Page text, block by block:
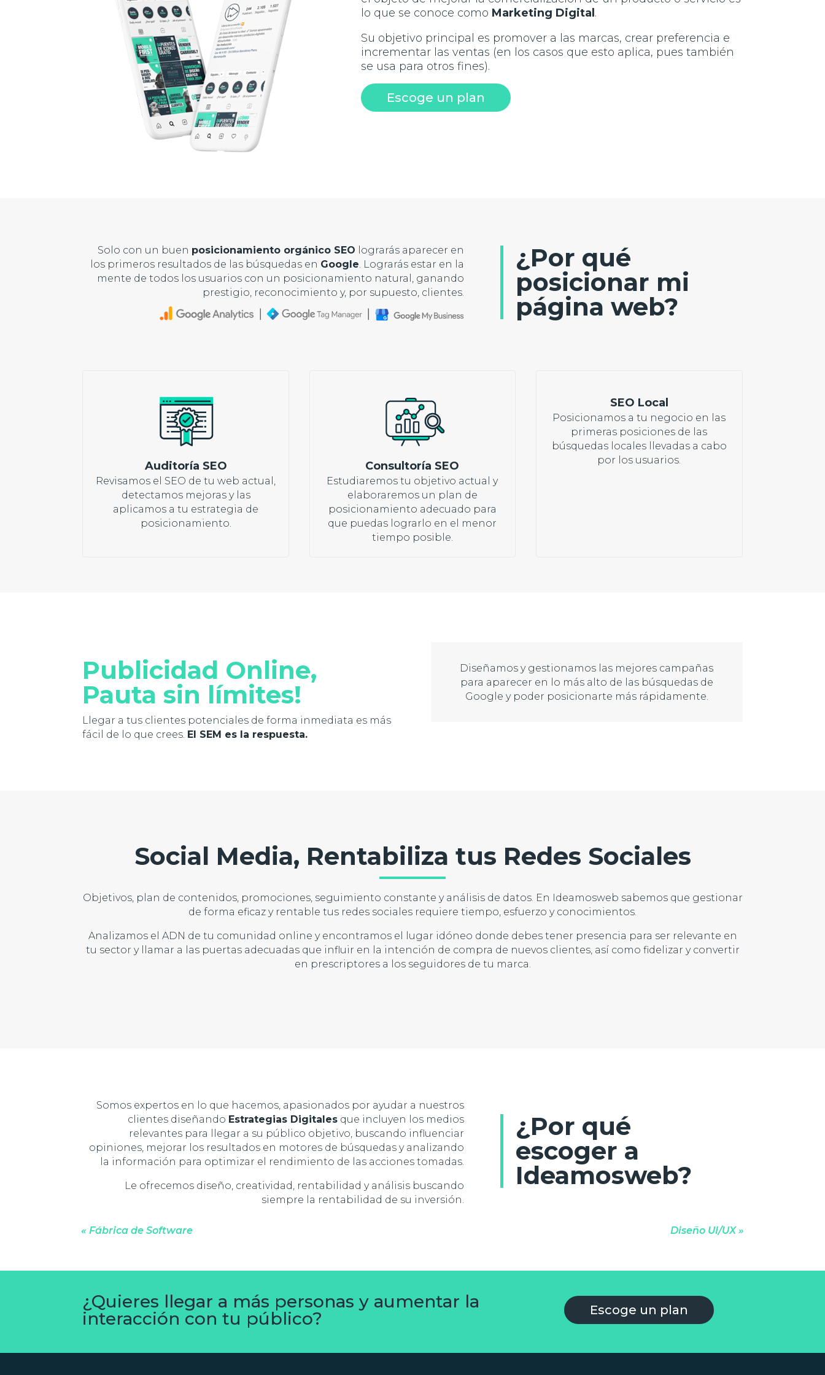
lo que se conoce como Marketing Digital .
Su objetivo principal es promover a las marcas, crear preferencia e
incrementar las ventas (en los casos que esto aplica, pues también
se usa para otros fines).
Escoge un plan
Solo con un buen posicionamiento orgánico SEO lograrás aparecer en
los primeros resultados de las búsquedas en Google . Lograrás estar en la
mente de todos los usuarios con un posicionamiento natural, ganando
prestigio, reconocimiento y, por supuesto, clientes.
¿Por qué
posicionar mi
página web?
Auditoría SEO
Revisamos el SEO de tu web actual,
detectamos mejoras y las
aplicamos a tu estrategia de
posicionamiento.
Consultoría SEO
Estudiaremos tu objetivo actual y
elaboraremos un plan de
posicionamiento adecuado para
que puedas lograrlo en el menor
tiempo posible.
SEO Local
Posicionamos a tu negocio en las
primeras posiciones de las
búsquedas locales llevadas a cabo
por los usuarios.
Publicidad Online,
Pauta sin límites!
Llegar a tus clientes potenciales de forma inmediata es más
fácil de lo que crees. El SEM es la respuesta.
Diseñamos y gestionamos las mejores campañas
para aparecer en lo más alto de las búsquedas de
Google y poder posicionarte más rápidamente.
Social Media, Rentabiliza tus Redes Sociales
Objetivos, plan de contenidos, promociones, seguimiento constante y análisis de datos. En Ideamosweb sabemos que gestionar
de forma eficaz y rentable tus redes sociales requiere tiempo, esfuerzo y conocimientos.
Analizamos el ADN de tu comunidad online y encontramos el lugar idóneo donde debes tener presencia para ser relevante en
tu sector y llamar a las puertas adecuadas que influir en la intención de compra de nuevos clientes, así como fidelizar y convertir
en prescriptores a los seguidores de tu marca.
Somos expertos en lo que hacemos, apasionados por ayudar a nuestros
clientes diseñando Estrategias Digitalesque incluyen los medios
relevantes para llegar a su público objetivo, buscando influenciar
opiniones, mejorar los resultados en motores de búsquedas y analizando
la información para optimizar el rendimiento de las acciones tomadas.
Le ofrecemos diseño, creatividad, rentabilidad y análisis buscando
siempre la rentabilidad de su inversión.
¿Por qué
escoger a
Ideamosweb?
« Fábrica de Software Diseño UI/UX »
¿Quieres llegar a más personas y aumentar la
interacción con tu público?
Escoge un plan